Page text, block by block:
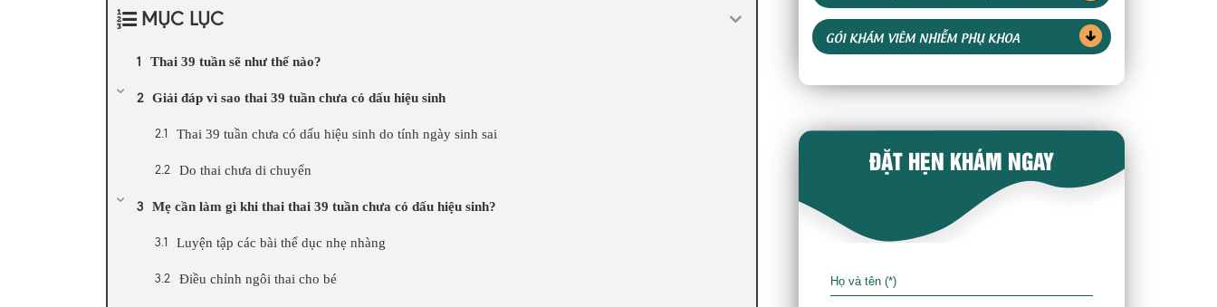
MỤC LỤC
Thai 39 tuần sẽ như thế nào?
Giải đáp vì sao thai 39 tuần chưa có dấu hiệu sinh
Thai 39 tuần chưa có dấu hiệu sinh do tính ngày sinh sai
Do thai chưa di chuyển
Mẹ cần làm gì khi thai thai 39 tuần chưa có dấu hiệu sinh?
Luyện tập các bài thể dục nhẹ nhàng
Điều chỉnh ngôi thai cho bé
GÓI KHÁM VIÊM NHIỄM PHỤ KHOA
ĐẶT HẸN KHÁM NGAY